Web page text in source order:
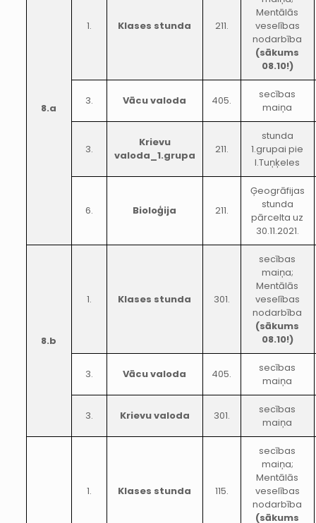
8.a
1. Klases stunda 211.
Mentālās
veselības
nodarbība
(sākums
08.10!)
3. Vācu valoda 405.
secības
maiņa
3.
Krievu
valoda_1.grupa
211.
stunda
1.grupai pie
I.Tuņķeles
6. Bioloģija 211.
Ģeogrāfijas
stunda
pārcelta uz
30.11.2021.
8.b
1. Klases stunda 301.
secības
maiņa;
Mentālās
veselības
nodarbība
(sākums
08.10!)
3. Vācu valoda 405.
secības
maiņa
3. Krievu valoda 301.
secības
maiņa
1. Klases stunda 115.
secības
maiņa;
Mentālās
veselības
nodarbība
(sākums